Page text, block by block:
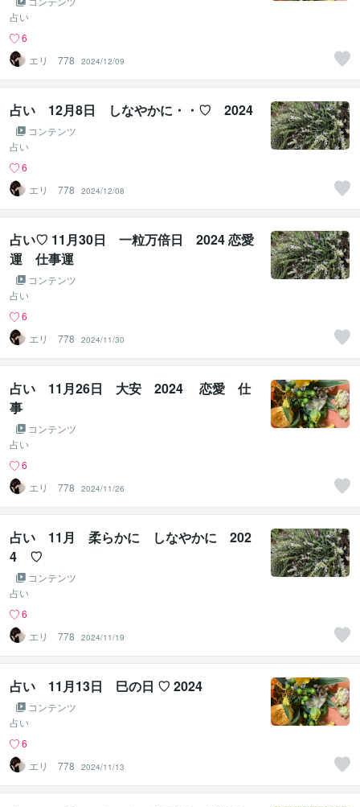
占い
6
エリ 778
2024/12/09
占い 12月8日 しなやかに・・♡ 2024
コンテンツ
占い
6
エリ 778
2024/12/08
占い♡ 11月30日 一粒万倍日 2024 恋愛
運 仕事運
コンテンツ
占い
6
エリ 778
2024/11/30
占い 11月26日 大安 2024 恋愛 仕
事
コンテンツ
占い
6
エリ 778
2024/11/26
占い 11月 柔らかに しなやかに 202
4 ♡
コンテンツ
占い
6
エリ 778
2024/11/19
占い 11月13日 巳の日 ♡ 2024
コンテンツ
占い
6
エリ 778
2024/11/13